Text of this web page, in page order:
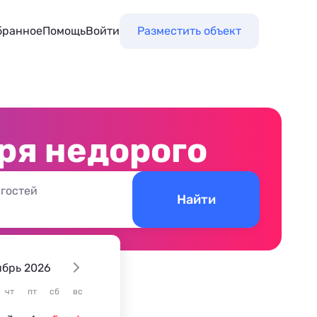
ПомощьВойти Разместить объект
недорого
2026
чт пт сб вс
Найти